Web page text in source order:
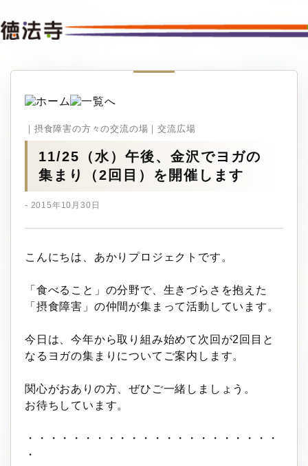
｜摂食障害の方々の交流の場｜交流広場
11/25（水）午後、金沢でヨガの
集まり（2回目）を開催します
- 2015年10月30日
こんにちは、あかりプロジェクトです。
「食べること」の分野で、生きづらさを抱えた
「摂食障害」の仲間が集まって活動しています。
今日は、今年から取り組み始めて次回が2回目と
なるヨガの集まりについてご案内します。
関心がおありの方、ぜひご一緒しましょう。
お待ちしています。
・・・・・・・・・・・・・・・・・・・・・・
・